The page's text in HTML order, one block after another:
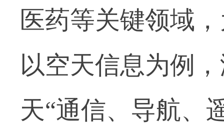
医药等关键领域
以空天信息为例
天“通信、导航、